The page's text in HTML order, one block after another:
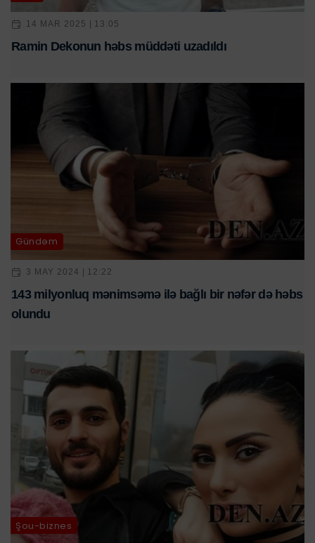
14 MAR 2025 | 13:05
Ramin Dekonun həbs müddəti uzadıldı
Gündəm
3 MAY 2024 | 12:22
143 milyonluq mənimsəmə ilə bağlı bir nəfər də həbs
olundu
Şou-biznes